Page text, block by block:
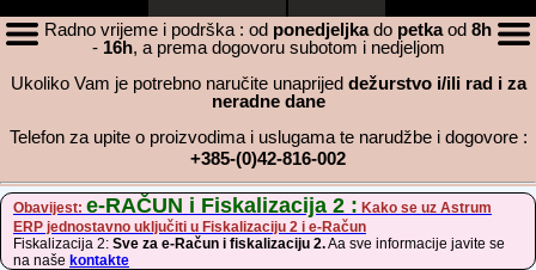
Radno vrijeme i podrška : od ponedjeljkado petkaod 8h
- 16h, a prema dogovoru subotom i nedjeljom
Ukoliko Vam je potrebno naručite unaprijed dežurstvo i/ili rad i za
neradne dane
Telefon za upite o proizvodima i uslugama te narudžbe i dogovore :
+385-(0)42-816-002
Obavijest: e-RAČUN i Fiskalizacija 2 : Kako se uz Astrum
ERP jednostavno uključiti u Fiskalizaciju 2 i e-Račun
Fiskalizacija 2: Sve za e-Račun i fiskalizaciju 2.Aa sve informacije javite se
na naše kontakte